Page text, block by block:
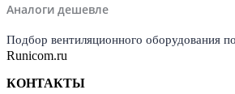
Аналоги дешевле
Подбор вентиляционного оборудования
Runicom.ru
КОНТАКТЫ